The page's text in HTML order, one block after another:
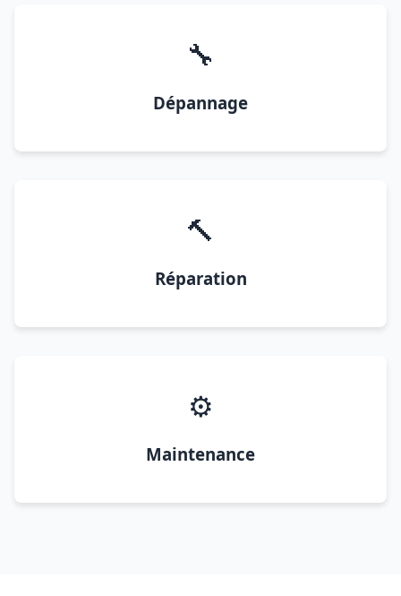
🔧
Dépannage
🔨
Réparation
⚙️
Maintenance